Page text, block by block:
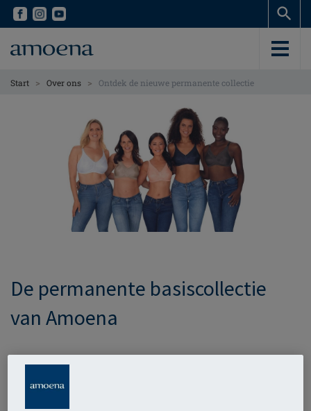
Skip
content
Skip
content
Start > Over ons > Ontdek de nieuwe permanente collectie
De permanente basiscollectie
van Amoena
Een lingerie- en
badmodecollectie die het hele